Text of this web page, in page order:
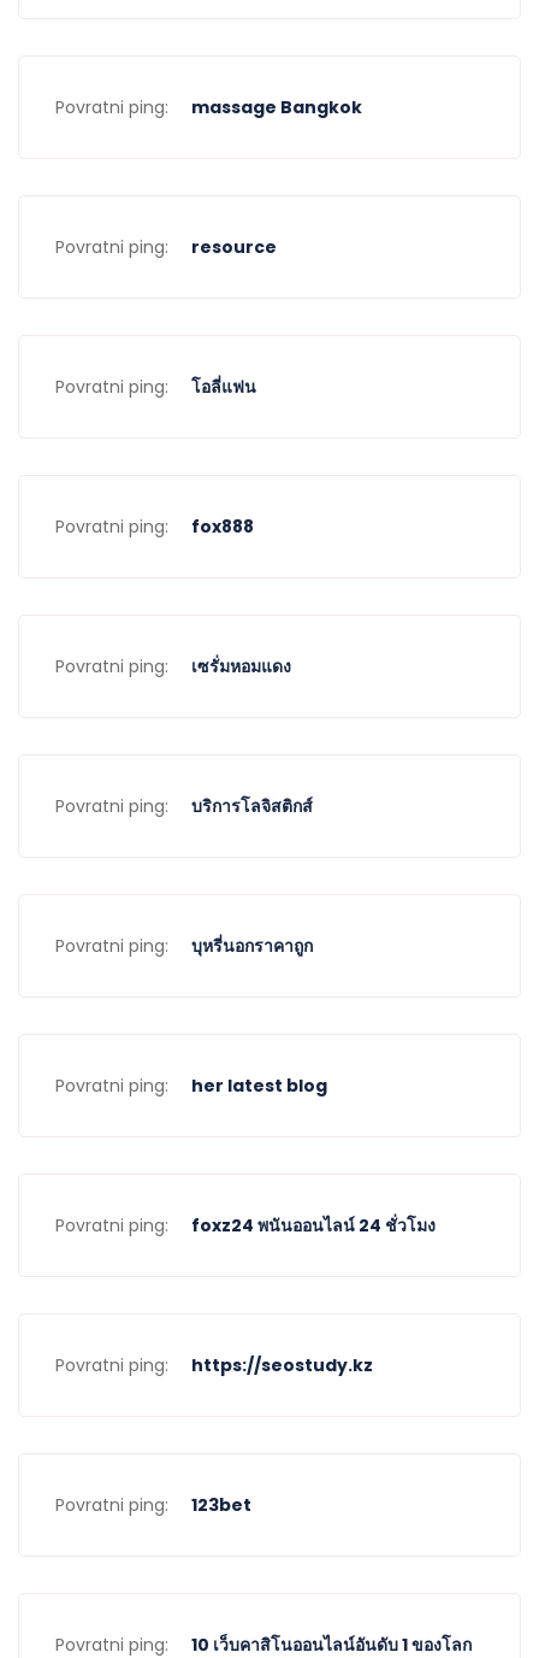
Povratni ping: massage Bangkok
Povratni ping: resource
Povratni ping: โอลี่แฟน
Povratni ping: fox888
Povratni ping: เซรั่มหอมแดง
Povratni ping: บริการโลจิสติกส์
Povratni ping: บุหรี่นอกราคาถูก
Povratni ping: her latest blog
Povratni ping: foxz24 พนันออนไลน์ 24 ชั่วโมง
Povratni ping: https://seostudy.kz
Povratni ping: 123bet
Povratni ping: 10 เว็บคาสิโนออนไลน์อันดับ 1 ของโลก